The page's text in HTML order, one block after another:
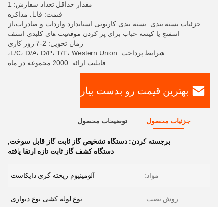
مقدار حداقل تعداد سفارش: 1
قیمت: قابل مذاکره
جزئیات بسته بندی: بسته بندی کارتونی استاندارد واردات و صادرات،از
اسفنج یا کیسه حباب برای پر کردن موقعیت های کلیدی استف
زمان تحویل: 2-7 روز کاری
شرایط پرداخت: L/C، D/A، D/P، T/T، Western Union،
قابلیت ارائه: 2000 مجموعه در ماه
بهترین قیمت رو بدست بیار
جزئیات محصول توضیحات محصول
برجسته کردن: دستگاه تشخیص گاز ثابت گاز قابل سوخت,
دستگاه کشف گاز ثابت تازه ارتقا یافته
مواد: آلومینیوم ریخته گری دایکاست
روش نصب: نوع لوله کشی نوع دیواری